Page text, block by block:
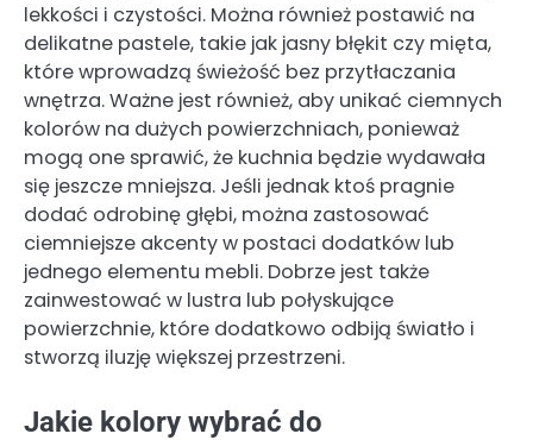
lekkości i czystości. Można również postawić na
delikatne pastele, takie jak jasny błękit czy mięta,
które wprowadzą świeżość bez przytłaczania
wnętrza. Ważne jest również, aby unikać ciemnych
kolorów na dużych powierzchniach, ponieważ
mogą one sprawić, że kuchnia będzie wydawała
się jeszcze mniejsza. Jeśli jednak ktoś pragnie
dodać odrobinę głębi, można zastosować
ciemniejsze akcenty w postaci dodatków lub
jednego elementu mebli. Dobrze jest także
zainwestować w lustra lub połyskujące
powierzchnie, które dodatkowo odbiją światło i
stworzą iluzję większej przestrzeni.
Jakie kolory wybrać do